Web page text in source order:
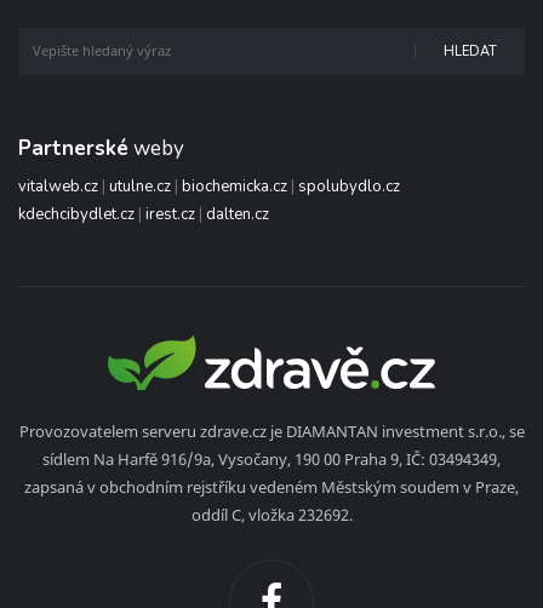
HLEDAT
Partnerské weby
vitalweb.cz | utulne.cz | biochemicka.cz | spolubydlo.cz
kdechcibydlet.cz | irest.cz | dalten.cz
Provozovatelem serveru zdrave.cz je DIAMANTAN investment s.r.o., se
sídlem Na Harfě 916/9a, Vysočany, 190 00 Praha 9, IČ: 03494349,
zapsaná v obchodním rejstříku vedeném Městským soudem v Praze,
oddíl C, vložka 232692.